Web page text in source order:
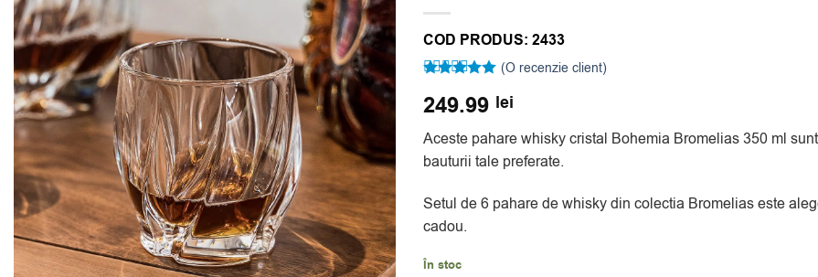
COD PRODUS: 2433
5din 5 pe
singure
(O recenzie client)
249.99 lei
Aceste pahare whisky cristal Bohemia Bromelias 350 ml
bauturii tale preferate.
Setul de 6 pahare de whisky din colectia Bromelias este
cadou.
În stoc